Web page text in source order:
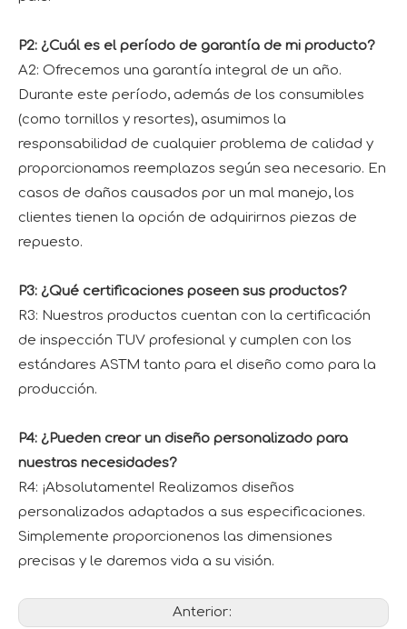
P2: ¿Cuál es el período de garantía de mi producto?
A2: Ofrecemos una garantía integral de un año.
Durante este período, además de los consumibles
(como tornillos y resortes), asumimos la
responsabilidad de cualquier problema de calidad y
proporcionamos reemplazos según sea necesario. En
casos de daños causados ​​por un mal manejo, los
clientes tienen la opción de adquirirnos piezas de
repuesto.
P3: ¿Qué certificaciones poseen sus productos?
R3: Nuestros productos cuentan con la certificación
de inspección TUV profesional y cumplen con los
estándares ASTM tanto para el diseño como para la
producción.
P4: ¿Pueden crear un diseño personalizado para
nuestras necesidades?
R4: ¡Absolutamente! Realizamos diseños
personalizados adaptados a sus especificaciones.
Simplemente proporcionenos las dimensiones
precisas y le daremos vida a su visión.
Anterior: